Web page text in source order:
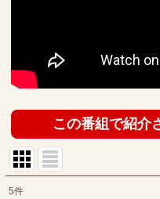
この番組で紹介
5件